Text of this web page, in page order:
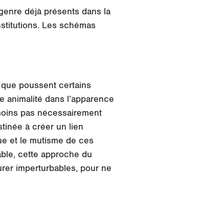
déjà présents dans la
Les schémas
poussent certains
dans l’apparence
pas nécessairement
à créer un lien
et le mutisme de ces
cette approche du
imperturbables, pour ne